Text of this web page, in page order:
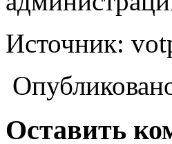
Источник:
Оставить